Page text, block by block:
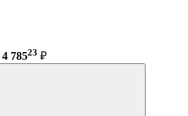
4 78523 ₽